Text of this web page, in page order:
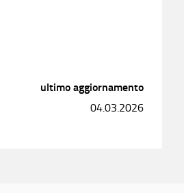
ultimo aggiornamento
04.03.2026